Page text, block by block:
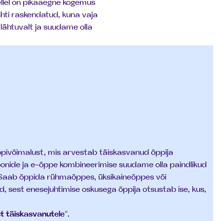
on pikaaegne kogemus
raskendatud, kuna vaja
ja suudame olla
mis arvestab täiskasvanud õppija
ja e-õppe kombineerimise suudame olla paindlikud
õppida rühmaõppes, üksikaineõppes või
sest enesejuhtimise oskusega õppija otsustab ise, kus,
täiskasvanutele“.